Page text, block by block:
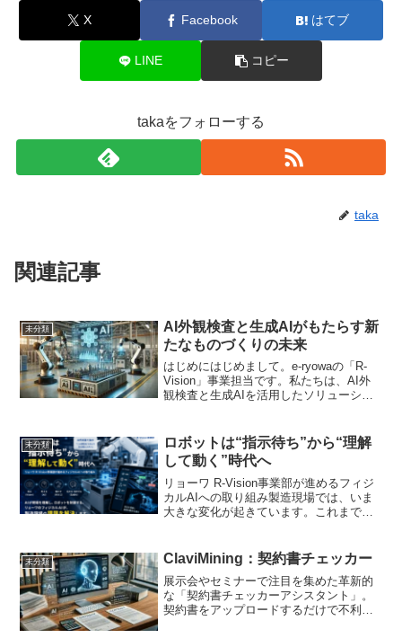
X Facebook はてブ
LINE コピー
takaをフォローする
taka
関連記事
未分類
AI外観検査と生成AIがもたらす新
たなものづくりの未来
はじめにはじめまして。e-ryowaの「R-
Vision」事業担当です。私たちは、AI外
観検査と生成AIを活用したソリューショ
います。本ブログでは、R-Visionがど...
未分類
ロボットは“指示待ち”から“理解
して動く”時代へ
リョーワ R-Vision事業部が進めるフィジ
カルAIへの取り組み製造現場では、いま
大きな変化が起きています。これまでロ
りに動く。決められた座標へ移動する。
決められた工...
未分類 ClaviMining：契約書チェッカー
展示会やセミナーで注目を集めた革新的
な「契約書チェッカーアシスタント」。
契約書をアップロードするだけで不利な